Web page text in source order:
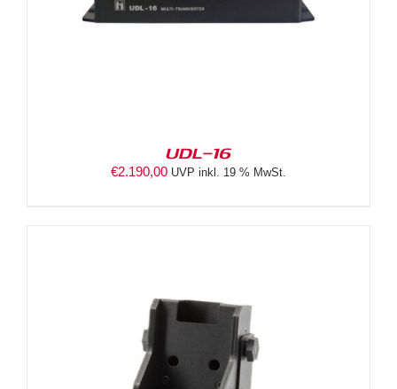
UDL-16
€2.190,00 UVP inkl. 19 % MwSt.